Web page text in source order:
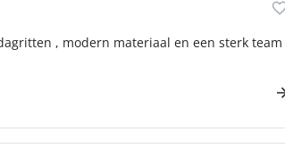
, modern materiaal en een sterk team